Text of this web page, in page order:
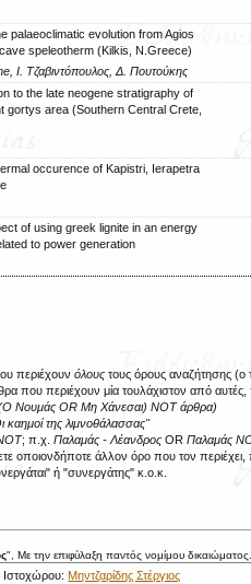
palaeoclimatic evolution from Agios
speleotherm (Kilkis, N.Greece)
Ι. Τζαβιντόπουλος, Δ. Πουτούκης
to the late neogene stratigraphy of
gortys area (Southern Central Crete,
occurence of Kapistri, Ierapetra
of using greek lignite in an energy
to power generation
περιέχουνόλους τους όρους αναζήτησης (ο
που περιέχουν μία τουλάχιστον από
Νουμάς OR Μη Χάνεσαι) NOT άρθρα)
καημοί της λιμνοθάλασσας"
; π.χ.Παλαμάς - ΛέανδροςORΠαλαμάς
οποιονδήποτε άλλον όρο που τον
ή "συνεργάτης" κ.ο.κ.
", Με την επιφύλαξη παντός νομίμου δικαιώματος.
Ιστοχώρου:Μηντζαρίδης Στέργιος